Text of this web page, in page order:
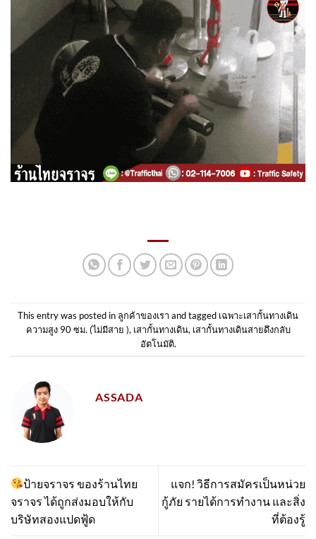
This entry was posted in ลูกค้าของเรา and tagged เฉพาะเสากั้นทางเดิน
ความสูง 90 ซม. (ไม่มีสาย ), เสากั้นทางเดิน, เสากั้นทางเดินสายดึงกลับ
อัตโนมัติ.
ASSADA
ป้ายจราจร ของร้านไทย
จราจร ได้ถูกส่งมอบให้กับ
บริษัทสองแปดฟู้ด
แจก! วิธีการสมัครเป็นหน่วย
กู้ภัย รายได้การทำงาน และสิ่ง
ที่ต้องรู้